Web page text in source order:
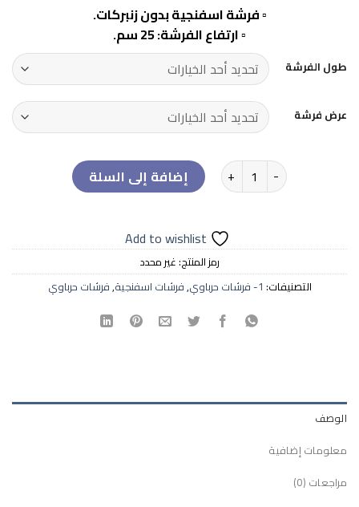
▫️ فرشة اسفنجية بدون زنبركات.
▫️ ارتفاع الفرشة: 25 سم.
طول الفرشة
عرض فرشة
كمية فرشة الفانتلت| Ventilate Mattressesإضافة إلى السلة
Add to wishlist
رمز المنتج:غير محدد
التصنيفات: 1- فرشات حرباوي ,فرشات اسفنجية,فرشات حرباوي
الوصف
معلومات إضافية
مراجعات (0)